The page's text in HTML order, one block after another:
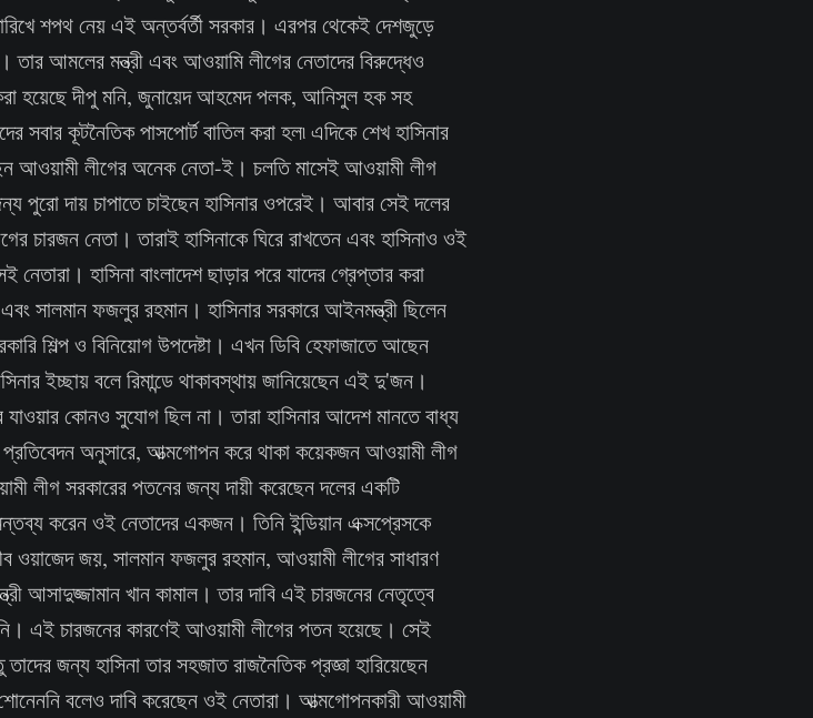
শপথ নেয় এই অন্তর্বর্তী সরকার। এরপর থেকেই দেশজুড়ে
তার আমলের মন্ত্রী এবং আওয়ামি লীগের নেতাদের বিরুদ্ধেও
হয়েছে দীপু মনি, জুনায়েদ আহমেদ পলক, আনিসুল হক সহ
সবার কূটনৈতিক পাসপোর্ট বাতিল করা হল৷ এদিকে শেখ হাসিনার
আওয়ামী লীগের অনেক নেতা-ই। চলতি মাসেই আওয়ামী লীগ
দায় চাপাতে চাইছেন হাসিনার ওপরেই। আবার সেই দলের
চারজন নেতা। তারাই হাসিনাকে ঘিরে রাখতেন এবং হাসিনাও ওই
হাসিনা বাংলাদেশ ছাড়ার পরে যাদের গ্রেপ্তার করা
সালমান ফজলুর রহমান। হাসিনার সরকারে আইনমন্ত্রী ছিলেন
শিল্প ও বিনিয়োগ উপদেষ্টা। এখন ডিবি হেফাজাতে আছেন
ইচ্ছায় বলে রিমান্ডে থাকাবস্থায় জানিয়েছেন এই দু'জন।
যাওয়ার কোনও সুযোগ ছিল না। তারা হাসিনার আদেশ মানতে বাধ্য
প্রতিবেদন অনুসারে, আত্মগোপন করে থাকা কয়েকজন আওয়ামী লীগ
লীগ সরকারের পতনের জন্য দায়ী করেছেন দলের একটি
করেন ওই নেতাদের একজন। তিনি ইন্ডিয়ান এক্সপ্রেসকে
ওয়াজেদ জয়, সালমান ফজলুর রহমান, আওয়ামী লীগের সাধারণ
আসাদুজ্জামান খান কামাল। তার দাবি এই চারজনের নেতৃত্বে
এই চারজনের কারণেই আওয়ামী লীগের পতন হয়েছে। সেই
জন্য হাসিনা তার সহজাত রাজনৈতিক প্রজ্ঞা হারিয়েছেন
বলেও দাবি করেছেন ওই নেতারা। আত্মগোপনকারী আওয়ামী